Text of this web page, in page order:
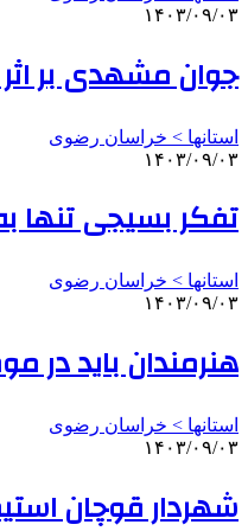
۱۴۰۳/۰۹/۰۳
جوان مشهدی بر
استانها > خراسان رضوی
۱۴۰۳/۰۹/۰۳
تفکر بسیجی
استانها > خراسان رضوی
۱۴۰۳/۰۹/۰۳
هنرمندان باید در
استانها > خراسان رضوی
۱۴۰۳/۰۹/۰۳
شهردار قوچان